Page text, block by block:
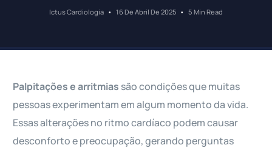
Ictus Cardiologia 16 De Abril De 2025 5 Min Read
Palpitações e arritmias são condições que muitas
pessoas experimentam em algum momento da vida.
Essas alterações no ritmo cardíaco podem causar
desconforto e preocupação, gerando perguntas